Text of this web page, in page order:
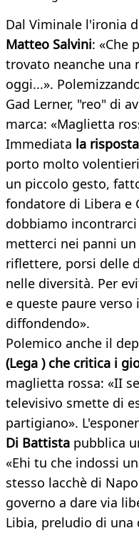
Dal Viminale l'ironia
Matteo Salvini: «Che
trovato neanche una
oggi...».
Gad Lerner, "reo" di
marca: «Maglietta
Immediata la
porto molto
un piccolo gesto,
fondatore di Libera e
dobbiamo
metterci nei panni
riflettere, porsi delle
nelle diversità. Per
e queste paure
diffondendo».
Polemico anche il
(Lega ) che critica i
maglietta rossa: «II
televisivo smette di
partigiano».
Di Battista pubblica
«Ehi tu che indossi
stesso lacchè di
governo a dare via
Libia, preludio di